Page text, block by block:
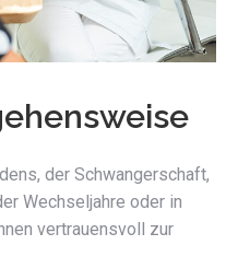
der Schwangerschaft,
Wechseljahre oder in
vertrauensvoll zur